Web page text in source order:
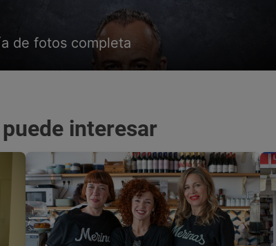
de fotos completa
interesar